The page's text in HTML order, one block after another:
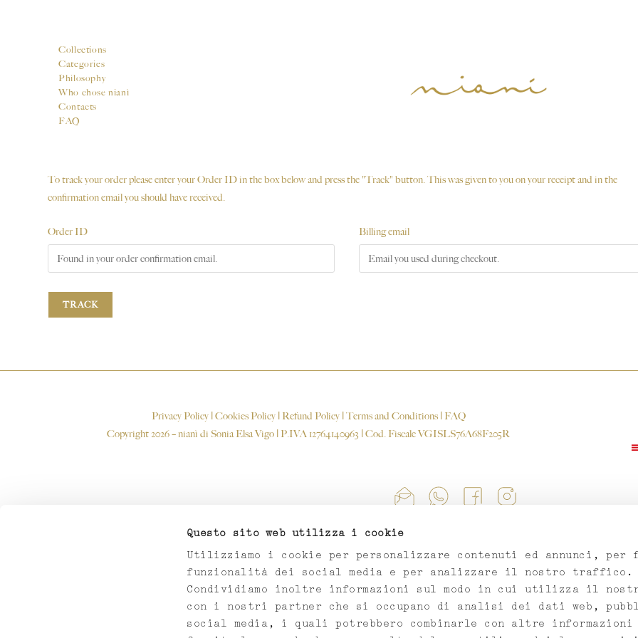
Questo sito web utilizza i cookie
Utilizziamo i cookie per personalizzare contenuti ed annunci, per
funzionalità dei social media e per analizzare il nostro traffico.
Condividiamo inoltre informazioni sul modo in cui utilizza il
con i nostri partner che si occupano di analisi dei dati web,
social media, i quali potrebbero combinarle con altre informazioni
Collections
Categories
Philosophy
Who chose nianì
Contacts
FAQ
To track your order please enter your Order ID in the box below and press the "Track" button. This was given to you on your receipt and in the
confirmation email you should have received.
Order ID Billing email
TRACK
Privacy Policy| Cookies Policy| Refund Policy| Terms and Conditions| FAQ
Copyright 2026 – nianì di Sonia Elsa Vigo | P.IVA 12764140963 | Cod. Fiscale VGISLS76A68F205R